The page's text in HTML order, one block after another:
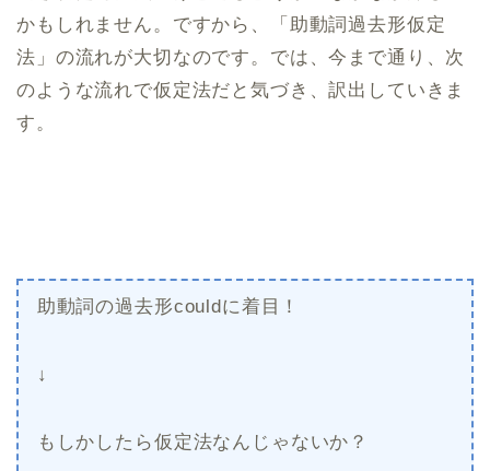
かもしれません。ですから、「助動詞過去形︎仮定
法」の流れが大切なのです。では、今まで通り、次
のような流れで仮定法だと気づき、訳出していきま
す。
助動詞の過去形couldに着目！
↓
もしかしたら仮定法なんじゃないか？